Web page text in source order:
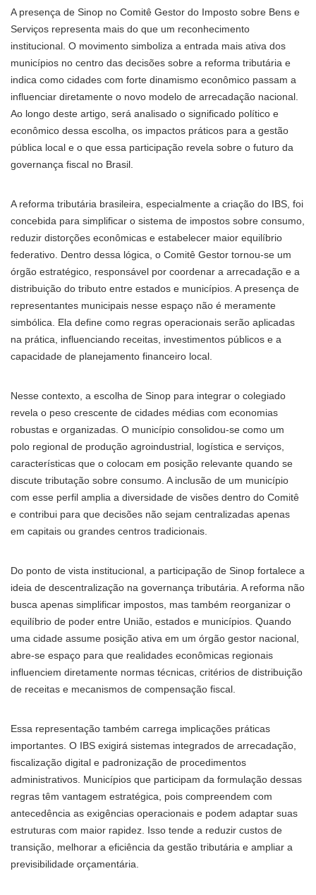
A presença de Sinop no Comitê Gestor do Imposto sobre Bens e
Serviços representa mais do que um reconhecimento
institucional. O movimento simboliza a entrada mais ativa dos
municípios no centro das decisões sobre a reforma tributária e
indica como cidades com forte dinamismo econômico passam a
influenciar diretamente o novo modelo de arrecadação nacional.
Ao longo deste artigo, será analisado o significado político e
econômico dessa escolha, os impactos práticos para a gestão
pública local e o que essa participação revela sobre o futuro da
governança fiscal no Brasil.
A reforma tributária brasileira, especialmente a criação do IBS, foi
concebida para simplificar o sistema de impostos sobre consumo,
reduzir distorções econômicas e estabelecer maior equilíbrio
federativo. Dentro dessa lógica, o Comitê Gestor tornou-se um
órgão estratégico, responsável por coordenar a arrecadação e a
distribuição do tributo entre estados e municípios. A presença de
representantes municipais nesse espaço não é meramente
simbólica. Ela define como regras operacionais serão aplicadas
na prática, influenciando receitas, investimentos públicos e a
capacidade de planejamento financeiro local.
Nesse contexto, a escolha de Sinop para integrar o colegiado
revela o peso crescente de cidades médias com economias
robustas e organizadas. O município consolidou-se como um
polo regional de produção agroindustrial, logística e serviços,
características que o colocam em posição relevante quando se
discute tributação sobre consumo. A inclusão de um município
com esse perfil amplia a diversidade de visões dentro do Comitê
e contribui para que decisões não sejam centralizadas apenas
em capitais ou grandes centros tradicionais.
Do ponto de vista institucional, a participação de Sinop fortalece a
ideia de descentralização na governança tributária. A reforma não
busca apenas simplificar impostos, mas também reorganizar o
equilíbrio de poder entre União, estados e municípios. Quando
uma cidade assume posição ativa em um órgão gestor nacional,
abre-se espaço para que realidades econômicas regionais
influenciem diretamente normas técnicas, critérios de distribuição
de receitas e mecanismos de compensação fiscal.
Essa representação também carrega implicações práticas
importantes. O IBS exigirá sistemas integrados de arrecadação,
fiscalização digital e padronização de procedimentos
administrativos. Municípios que participam da formulação dessas
regras têm vantagem estratégica, pois compreendem com
antecedência as exigências operacionais e podem adaptar suas
estruturas com maior rapidez. Isso tende a reduzir custos de
transição, melhorar a eficiência da gestão tributária e ampliar a
previsibilidade orçamentária.